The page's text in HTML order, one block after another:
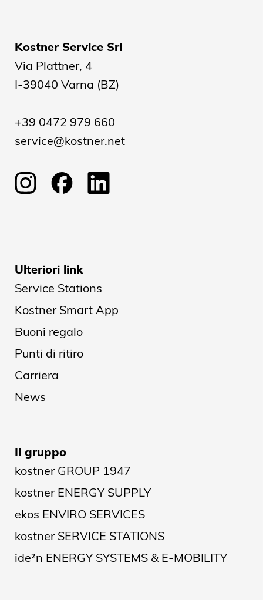
Kostner Service Srl
Via Plattner, 4
I-39040 Varna (BZ)
+39 0472 979 660
service@kostner.net
Ulteriori link
Service Stations
Kostner Smart App
Buoni regalo
Punti di ritiro
Carriera
News
Il gruppo
kostner GROUP 1947
kostner ENERGY SUPPLY
ekos ENVIRO SERVICES
kostner SERVICE STATIONS
ide²n ENERGY SYSTEMS & E-MOBILITY